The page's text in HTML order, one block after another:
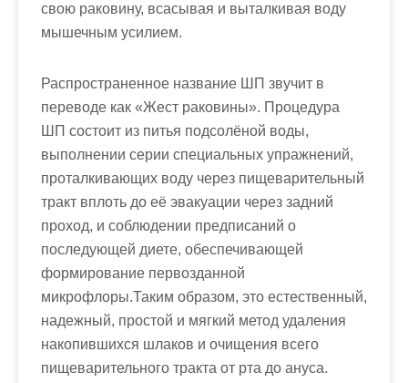
свою раковину, всасывая и выталкивая воду
мышечным усилием.
Распространенное название ШП звучит в
переводе как «Жест раковины». Процедура
ШП состоит из питья подсолёной воды,
выполнении серии специальных упражнений,
проталкивающих воду через пищеварительный
тракт вплоть до её эвакуации через задний
проход, и соблюдении предписаний о
последующей диете, обеспечивающей
формирование первозданной
микрофлоры.Таким образом, это естественный,
надежный, простой и мягкий метод удаления
накопившихся шлаков и очищения всего
пищеварительного тракта от рта до ануса.